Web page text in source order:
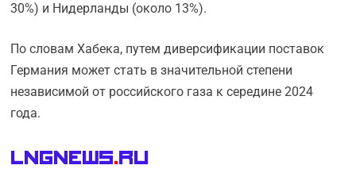
30%) и Нидерланды (около 13%).
По словам Хабека, путем диверсификации поставок
Германия может стать в значительной степени
независимой от российского газа к середине 2024
года.
LNGnews. Ru